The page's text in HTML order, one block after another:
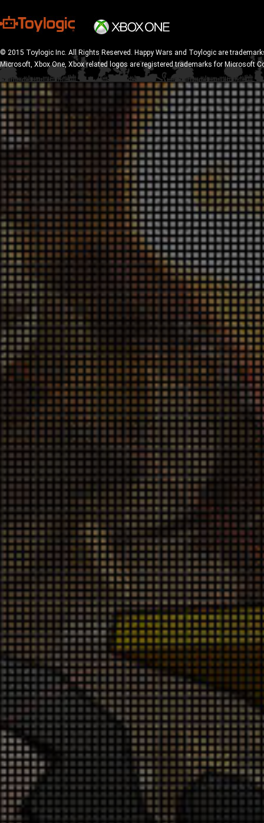
© 2015 Toylogic Inc. All Rights Reserved. Happy Wars and Toylogic are
Microsoft, Xbox One, Xbox related logos are registered trademarks for Microsoft